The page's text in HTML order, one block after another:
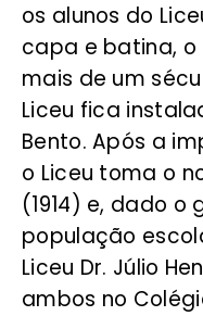
os alunos do
capa e batina, o
mais de um
Liceu fica
Bento. Após a
o Liceu toma o
(1914) e, dado
população
Liceu Dr. Júlio
ambos no